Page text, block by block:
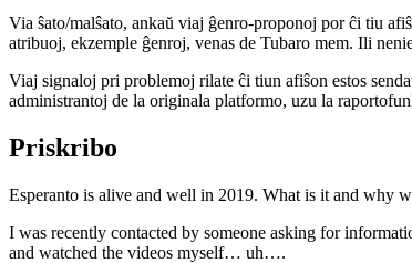
Via ŝato/malŝato, ankaŭ viaj ĝenro-proponoj por ĉi tiu
atribuoj, ekzemple ĝenroj, venas de Tubaro mem. Ili
Viaj signaloj pri problemoj rilate ĉi tiun afiŝon estos
administrantoj de la originala platformo, uzu la
Priskribo
Esperanto is alive and well in 2019. What is it and why
I was recently contacted by someone asking for
and watched the videos myself… uh….